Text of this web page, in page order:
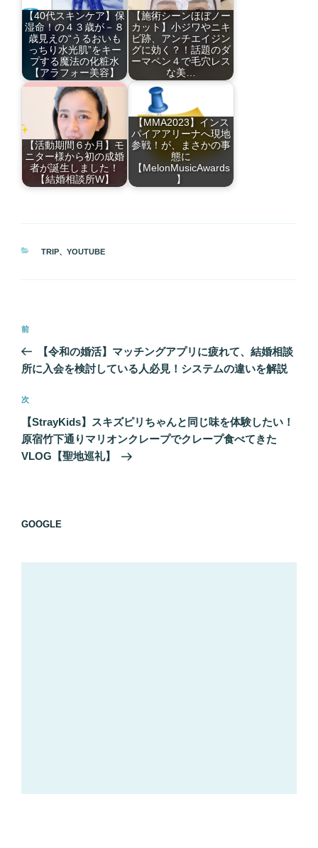
【40代スキンケア】保
湿命！の４３歳が－８
歳見えの“うるおいも
っちり水光肌”をキー
プする魔法の化粧水
【アラフォー美容】
【施術シーンほぼノー
カット】小ジワやニキ
ビ跡、アンチエイジン
グに効く？！話題のダ
ーマペン４で毛穴レス
な美…
【活動期間６か月】モ
ニター様から初の成婚
者が誕生しました！
【結婚相談所W】
【MMA2023】インス
パイアアリーナへ現地
参戦！が、まさかの事
態に
【MelonMusicAwards
】
カ
TRIP、 YOUTUBE
投
ナ
ゲ
ー
シ
ョ
前
の
投
前
【令和の婚活】マッチングアプリに疲れて、結婚相談
所に入会を検討している人必見！システムの違いを解説
次
の
投
稿
次
【StrayKids】スキズピリちゃんと同じ味を体験したい！
原宿竹下通りマリオンクレープでクレープ食べてきた
VLOG【聖地巡礼】
GOOGLE